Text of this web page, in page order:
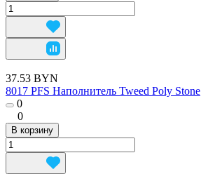
37.53 BYN
8017 PFS Наполнитель Tweed Poly Stone
0
0
В корзину